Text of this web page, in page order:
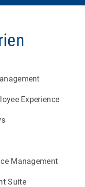
Experience
Management
Suite